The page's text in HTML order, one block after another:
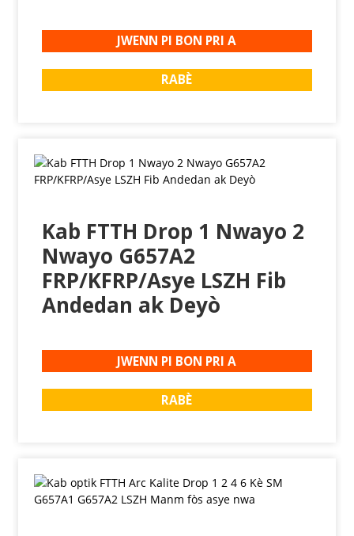
JWENN PI BON PRI A
RABÈ
Kab FTTH Drop 1 Nwayo 2
Nwayo G657A2
FRP/KFRP/Asye LSZH Fib
Andedan ak Deyò
JWENN PI BON PRI A
RABÈ